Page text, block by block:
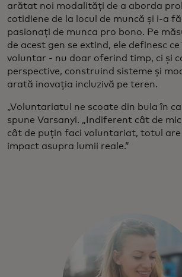
arătat noi modalități de a aborda
cotidiene de la locul de muncă și i-a
pasionați de munca pro bono. Pe
de acest gen se extind, ele definesc
voluntar - nu doar oferind timp, ci și
perspective, construind sisteme și
arată inovația incluzivă pe teren.
„Voluntariatul ne scoate din bula în
spune Varsanyi. „Indiferent cât de
cât de puțin faci voluntariat, totul are
impact asupra lumii reale.”